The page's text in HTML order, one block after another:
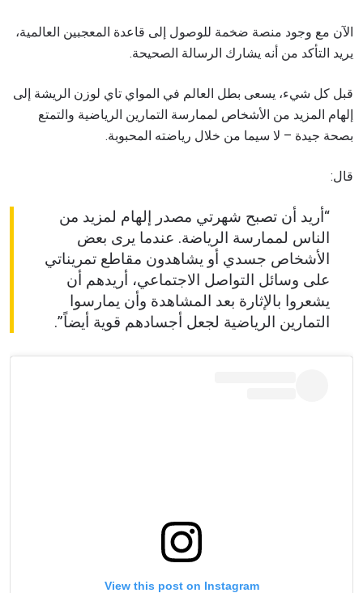
الآن مع وجود منصة ضخمة للوصول إلى قاعدة المعجبين العالمية،
يريد التأكد من أنه يشارك الرسالة الصحيحة.
قبل كل شيء، يسعى بطل العالم في المواي تاي لوزن الريشة إلى
إلهام المزيد من الأشخاص لممارسة التمارين الرياضية والتمتع
بصحة جيدة – لا سيما من خلال رياضته المحبوبة.
قال:
“أريد أن تصبح شهرتي مصدر إلهام لمزيد من
الناس لممارسة الرياضة. عندما يرى بعض
الأشخاص جسدي أو يشاهدون مقاطع تمريناتي
على وسائل التواصل الاجتماعي، أريدهم أن
يشعروا بالإثارة بعد المشاهدة وأن يمارسوا
التمارين الرياضية لجعل أجسادهم قوية أيضاً”.
View this post on Instagram